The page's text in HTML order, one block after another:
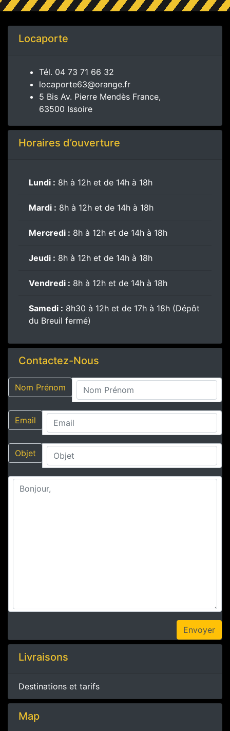
Locaporte
Tél. 04 73 71 66 32
locaporte63@orange.fr
5 Bis Av. Pierre Mendès France,
63500 Issoire
Horaires d’ouverture
Lundi : 8h à 12h et de 14h à 18h
Mardi : 8h à 12h et de 14h à 18h
Mercredi : 8h à 12h et de 14h à 18h
Jeudi : 8h à 12h et de 14h à 18h
Vendredi : 8h à 12h et de 14h à 18h
Samedi : 8h30 à 12h et de 17h à 18h (Dépôt
du Breuil fermé)
Contactez-Nous
Nom Prénom
Email
Objet
Livraisons
Destinations et tarifs
Map